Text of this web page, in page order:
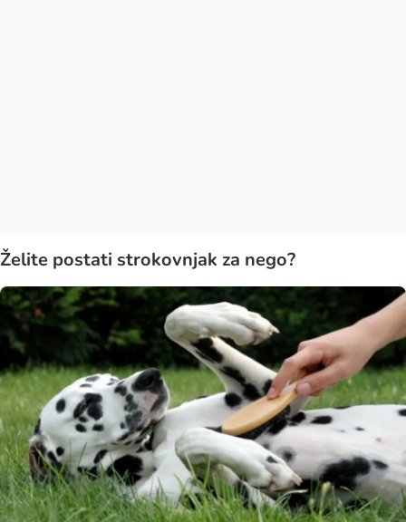
Želite postati strokovnjak za nego?